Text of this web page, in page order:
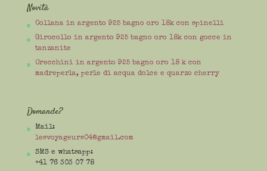
Novità
Collana in argento 925 bagno oro 18k con spinelli
Girocollo in argento 925 bagno oro 18k con gocce in
tanzanite
Orecchini in argento 925 bagno oro 18 k con
madreperla, perle di acqua dolce e quarzo cherry
Domande?
Mail:
lesvoyageurs04@gmail.com
SMS e whatsapp:
+41 76 303 07 78